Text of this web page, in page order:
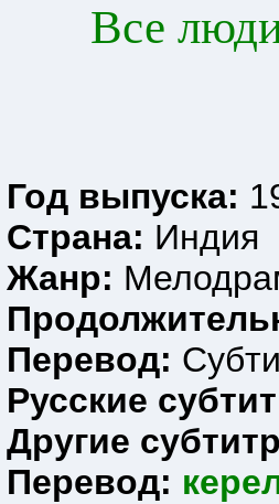
Все
Год выпуска:
Страна: Индия
Жанр:
Перевод:
Русские
Другие
Перевод: